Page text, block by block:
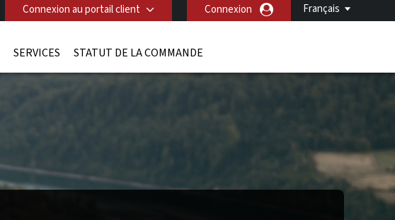
Français
Connexion au portail client Connexion
SERVICES STATUT DE LA COMMANDE